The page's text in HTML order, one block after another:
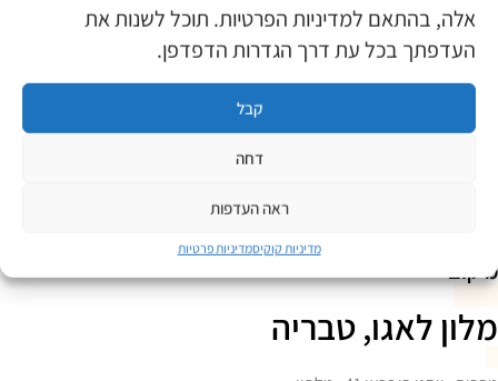
אלה, בהתאם למדיניות הפרטיות. תוכל לשנות את
העדפתך בכל עת דרך הגדרות הדפדפן.
קבל
דחה
ראה העדפות
מדיניות קוקיסמדיניות פרטיות
מיקום
מלון לאגו, טבריה